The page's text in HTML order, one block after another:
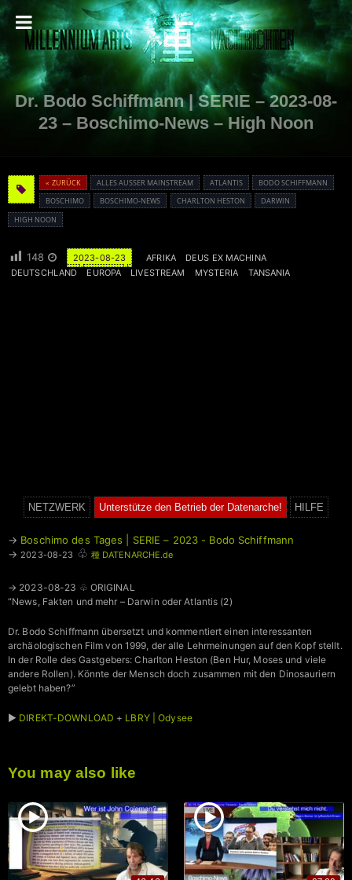
Dr. Bodo Schiffmann | SERIE – 2023-08-
23 – Boschimo-News – High Noon
« ZURÜCK ALLES AUSSER MAINSTREAM ATLANTIS
BODO SCHIFFMANN
BOSCHIMO
BOSCHIMO-NEWS CHARLTON HESTON
DARWIN
HIGH NOON
148 2023-08-23 AFRIKA
DEUS EX MACHINA
DEUTSCHLAND
EUROPA LIVESTREAM MYSTERIA TANSANIA
NETZWERK Unterstütze den Betrieb der Datenarche! HILFE
→ Boschimo des Tages | SERIE – 2023 - Bodo Schiffmann
→ 2023-08-23 ♧ 種 DATENARCHE.de
→ 2023-08-23 ♧ ORIGINAL
“News, Fakten und mehr – Darwin oder Atlantis (2)
Dr. Bodo Schiffmann übersetzt und kommentiert einen interessanten
archäologischen Film von 1999, der alle Lehrmeinungen auf den Kopf stellt.
In der Rolle des Gastgebers: Charlton Heston (Ben Hur, Moses und viele
andere Rollen). Könnte der Mensch doch zusammen mit den Dinosauriern
gelebt haben?”
► DIREKT-DOWNLOAD + LBRY | Odysee
You may also like